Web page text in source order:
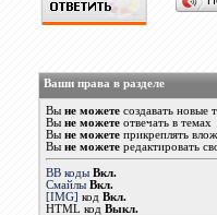
Ваши права в разделе
Вы не можетесоздавать новые
Вы не можетеотвечать в темах
Вы не можетеприкреплять
Вы не можетередактировать
BB коды Вкл.
Смайлы Вкл.
[IMG] код Вкл.
HTML код Выкл.